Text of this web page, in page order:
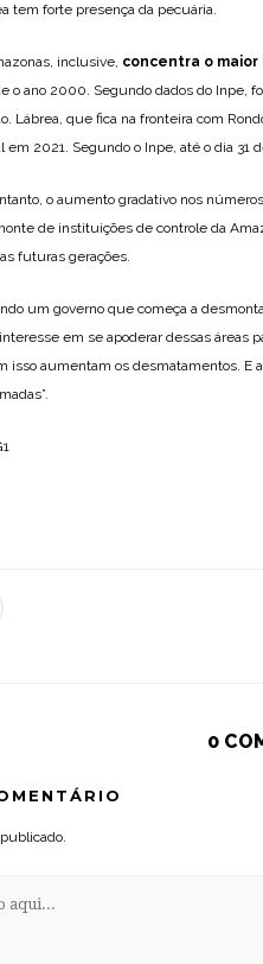
tem forte presença da pecuária.
inclusive, concentra o
o ano 2000. Segundo dados do Inpe,
Lábrea, que fica na fronteira com
em 2021. Segundo o Inpe, até o dia 31
o aumento gradativo nos
de instituições de controle da
futuras gerações.
um governo que começa a
em se apoderar dessas áreas
isso aumentam os desmatamentos.
0